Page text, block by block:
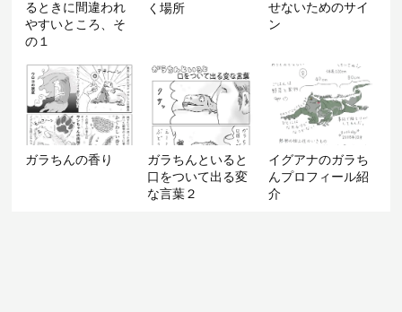
るときに間違われ
やすいところ、そ
の１
く場所
せないためのサイ
ン
ガラちんの香り
ガラちんといると
口をついて出る変
な言葉２
イグアナのガラち
んプロフィール紹
介